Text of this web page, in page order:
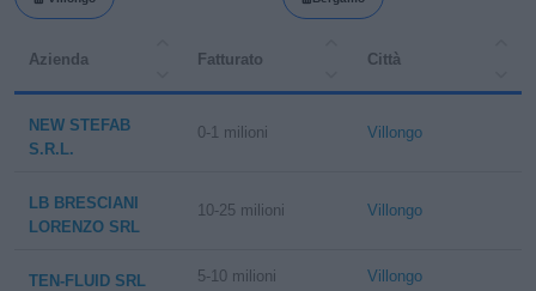
Azienda Fatturato Città
NEW STEFAB
S.R.L.
0-1 milioni Villongo
LB BRESCIANI
LORENZO SRL
10-25 milioni Villongo
TEN-FLUID SRL 5-10 milioni Villongo